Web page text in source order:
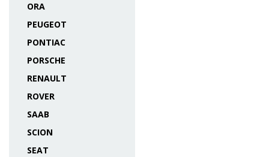
ORA
PEUGEOT
PONTIAC
PORSCHE
RENAULT
ROVER
SAAB
SCION
SEAT